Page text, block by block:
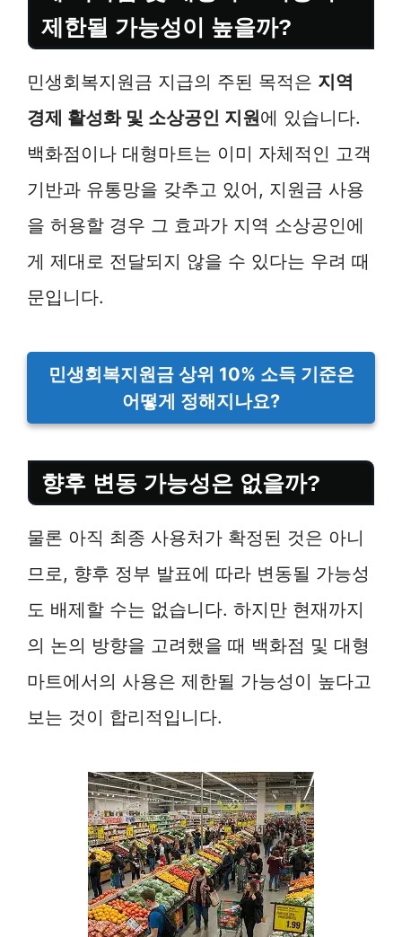
제한될 가능성이 높을까?
민생회복지원금 지급의 주된 목적은 지역
경제 활성화 및 소상공인 지원에 있습니다.
백화점이나 대형마트는 이미 자체적인 고객
기반과 유통망을 갖추고 있어, 지원금 사용
을 허용할 경우 그 효과가 지역 소상공인에
게 제대로 전달되지 않을 수 있다는 우려 때
문입니다.
민생회복지원금 상위 10% 소득 기준은
어떻게 정해지나요?
향후 변동 가능성은 없을까?
물론 아직 최종 사용처가 확정된 것은 아니
므로, 향후 정부 발표에 따라 변동될 가능성
도 배제할 수는 없습니다. 하지만 현재까지
의 논의 방향을 고려했을 때 백화점 및 대형
마트에서의 사용은 제한될 가능성이 높다고
보는 것이 합리적입니다.